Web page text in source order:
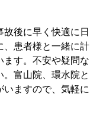
後に早く快適に日
、患者様と一緒に計
ます。不安や疑問な
富山院、環水院と
いますので、気軽に